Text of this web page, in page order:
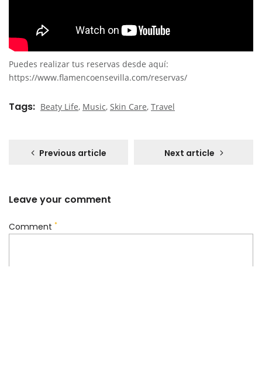
Puedes realizar tus reservas desde aquí:
https://www.flamencoensevilla.com/reservas/
Tags Beaty Life, Music, Skin Care, Travel
Previous article Next article
Leave your comment
Comment *